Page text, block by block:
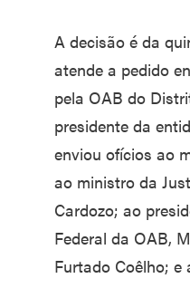
A decisão é da
atende a pedido
pela OAB do
presidente da
enviou ofícios ao
ao ministro da
Cardozo; ao
Federal da OAB,
Furtado Coêlho; e